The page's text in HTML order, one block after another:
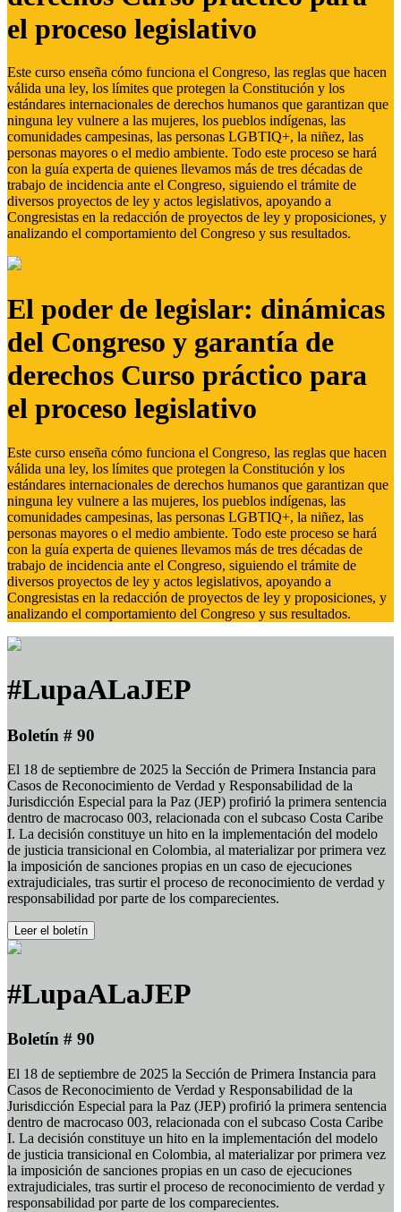
el proceso legislativo
Este curso enseña cómo funciona el Congreso, las reglas que hacen
válida una ley, los límites que protegen la Constitución y los
estándares internacionales de derechos humanos que garantizan que
ninguna ley vulnere a las mujeres, los pueblos indígenas, las
comunidades campesinas, las personas LGBTIQ+, la niñez, las
personas mayores o el medio ambiente. Todo este proceso se hará
con la guía experta de quienes llevamos más de tres décadas de
trabajo de incidencia ante el Congreso, siguiendo el trámite de
diversos proyectos de ley y actos legislativos, apoyando a
Congresistas en la redacción de proyectos de ley y proposiciones, y
analizando el comportamiento del Congreso y sus resultados.
El poder de legislar: dinámicas
del Congreso y garantía de
derechos Curso práctico para
el proceso legislativo
Este curso enseña cómo funciona el Congreso, las reglas que hacen
válida una ley, los límites que protegen la Constitución y los
estándares internacionales de derechos humanos que garantizan que
ninguna ley vulnere a las mujeres, los pueblos indígenas, las
comunidades campesinas, las personas LGBTIQ+, la niñez, las
personas mayores o el medio ambiente. Todo este proceso se hará
con la guía experta de quienes llevamos más de tres décadas de
trabajo de incidencia ante el Congreso, siguiendo el trámite de
diversos proyectos de ley y actos legislativos, apoyando a
Congresistas en la redacción de proyectos de ley y proposiciones, y
analizando el comportamiento del Congreso y sus resultados.
#LupaALaJEP
Boletín # 90
El 18 de septiembre de 2025 la Sección de Primera Instancia para
Casos de Reconocimiento de Verdad y Responsabilidad de la
Jurisdicción Especial para la Paz (JEP) profirió la primera sentencia
dentro de macrocaso 003, relacionada con el subcaso Costa Caribe
I. La decisión constituye un hito en la implementación del modelo
de justicia transicional en Colombia, al materializar por primera vez
la imposición de sanciones propias en un caso de ejecuciones
extrajudiciales, tras surtir el proceso de reconocimiento de verdad y
responsabilidad por parte de los comparecientes.
Leer el boletín
#LupaALaJEP
Boletín # 90
El 18 de septiembre de 2025 la Sección de Primera Instancia para
Casos de Reconocimiento de Verdad y Responsabilidad de la
Jurisdicción Especial para la Paz (JEP) profirió la primera sentencia
dentro de macrocaso 003, relacionada con el subcaso Costa Caribe
I. La decisión constituye un hito en la implementación del modelo
de justicia transicional en Colombia, al materializar por primera vez
la imposición de sanciones propias en un caso de ejecuciones
extrajudiciales, tras surtir el proceso de reconocimiento de verdad y
responsabilidad por parte de los comparecientes.